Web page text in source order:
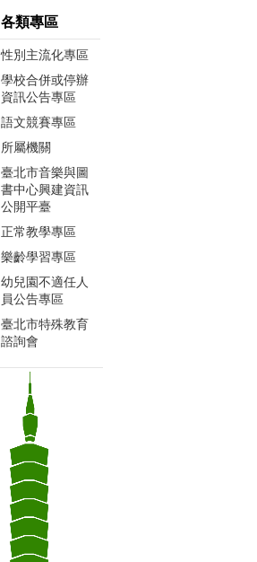
各類專區
性別主流化專區
學校合併或停辦
資訊公告專區
語文競賽專區
所屬機關
臺北市音樂與圖
書中心興建資訊
公開平臺
正常教學專區
樂齡學習專區
幼兒園不適任人
員公告專區
臺北市特殊教育
諮詢會